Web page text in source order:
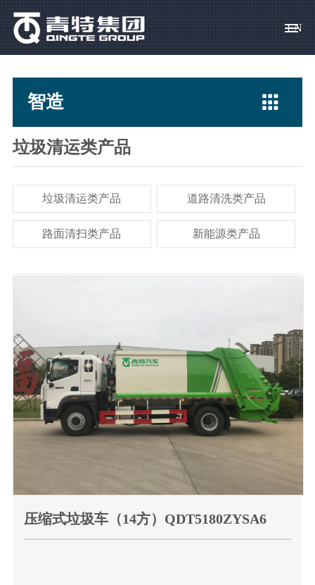
EN
青 特
集团领导
资料下载
智造
专用汽车
车桥零部件
创 新
创新体系
科技基地
营 销
客户服务
求 贤
社会招聘
员工关爱
常见问题
简历投递
智造 
垃圾清运类产品
垃圾清运类产品 道路清洗类产品
路面清扫类产品 新能源类产品
压缩式垃圾车（14方）QDT5180ZYSA6